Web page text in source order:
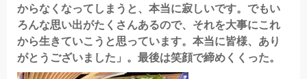
からなくなってしまうと、本当に寂しいです。でもい
ろんな思い出がたくさんあるので、それを大事にこれ
から生きていこうと思っています。本当に皆様、あり
がとうございました」。最後は笑顔で締めくくった。